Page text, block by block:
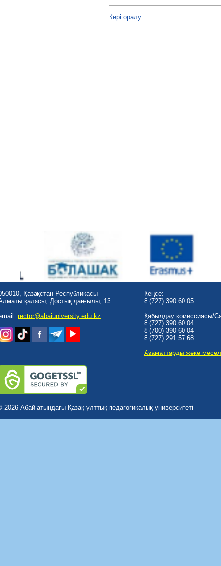
Кері оралу
Қазақстан Республикасы
қаласы, Достық даңғылы, 13
rector@abaiuniversity.edu.kz
Кеңсе:
8 (727) 390 60 05
Қабылдау комиссиясы/
8 (727) 390 60 04
8 (700) 390 60 04
8 (727) 291 57 68
Азаматтарды жеке
2026 Абай атындағы Қазақ ұлттық педагогикалық университеті